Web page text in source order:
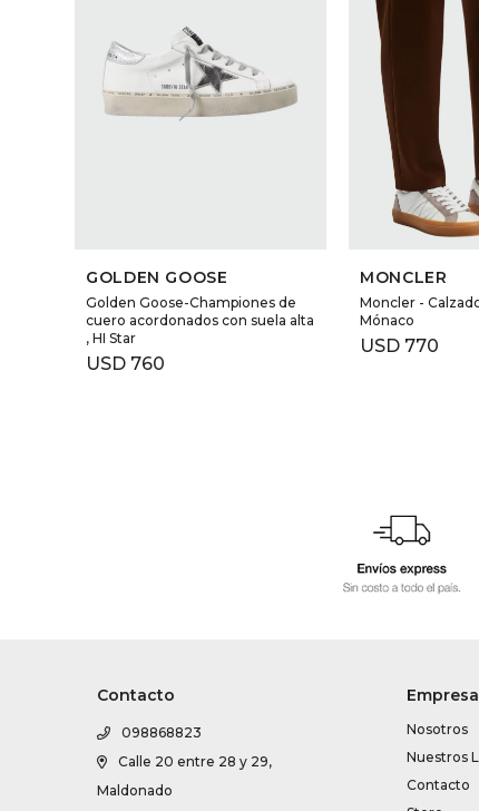
GOLDEN GOOSE
Golden Goose-Championes de
cuero acordonados con suela alta
, HI Star
USD 760
MONCLER
Moncler -
Mónaco
USD 770
Contacto
098868823
Calle 20 entre 28 y 29,
Maldonado
Empresa
Nosotros
Nuestros
Contacto